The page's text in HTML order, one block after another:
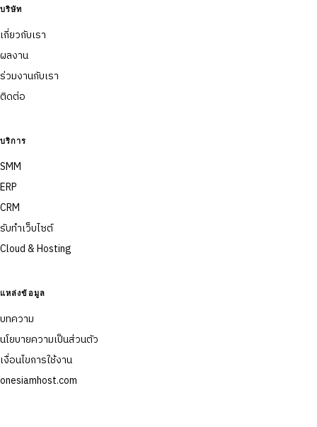
บริษัท
เกี่ยวกับเรา
ผลงาน
ร่วมงานกับเรา
ติดต่อ
บริการ
SMM
ERP
CRM
รับทำเว็บไซต์
Cloud & Hosting
แหล่งข้อมูล
บทความ
นโยบายความเป็นส่วนตัว
เงื่อนไขการใช้งาน
onesiamhost.com